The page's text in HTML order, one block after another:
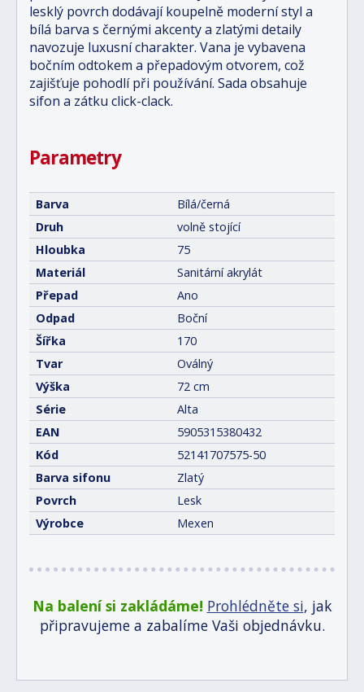
lesklý povrch dodávají koupelně moderní styl a
bílá barva s černými akcenty a zlatými detaily
navozuje luxusní charakter. Vana je vybavena
bočním odtokem a přepadovým otvorem, což
zajišťuje pohodlí při používání. Sada obsahuje
sifon a zátku click-clack.
Parametry
Barva
Bílá/černá
Druh
volně stojící
Hloubka
75
Materiál
Sanitární akrylát
Přepad
Ano
Odpad
Boční
Šířka
170
Tvar
Oválný
Výška
72 cm
Série
Alta
EAN
5905315380432
Kód
52141707575-50
Barva sifonu
Zlatý
Povrch
Lesk
Výrobce
Mexen
Na balení si zakládáme! Prohlédněte si, jak
připravujeme a zabalíme Vaši objednávku.